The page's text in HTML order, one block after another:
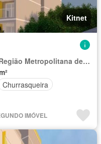
Kitnet
Região Imediata de São Paulo, Região Metropolitana de São Paulo
Churrasqueira
IMÓVEL